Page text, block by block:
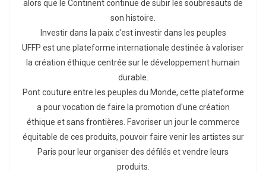
alors que le Continent continue de subir les soubresauts de
son histoire.
Investir dans la paix c'est investir dans les peuples
UFFP est une plateforme internationale destinée à valoriser
la création éthique centrée sur le développement humain
durable.
Pont couture entre les peuples du Monde, cette plateforme
a pour vocation de faire la promotion d'une création
éthique et sans frontières. Favoriser un jour le commerce
équitable de ces produits, pouvoir faire venir les artistes sur
Paris pour leur organiser des défilés et vendre leurs
produits.